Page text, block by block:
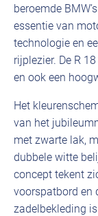
beroemde
essentie van
technologie en
rijplezier. De R
en ook een
Het
van het
met zwarte lak,
dubbele witte
concept tekent
voorspatbord en
zadelbekleding